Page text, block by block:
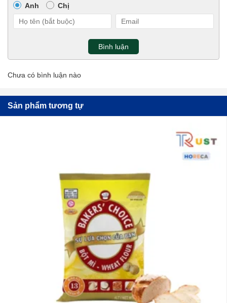
Anh Chị
Bình luận
Chưa có bình luận nào
Sản phẩm tương tự